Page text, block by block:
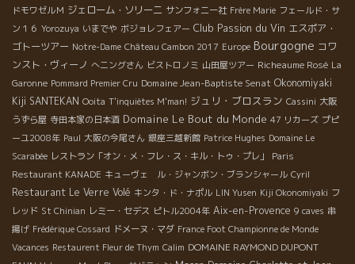
ドモワゼルＭ ジェローム・ソリーニ サンフォニー社 Frère Marie フェールド・サ
ン１６ Yorozuya いまでや ボジョレフェアー Club Passion du Vin エスポア・
ゴトーツアー Notre-Dame Château Cambon 2017 Europe Bourgogne コワ
ンスト・ヴィーノ へニングさん ビストロノミ 山田屋ツアー Richeaume Rosé La
Garonne Pommard Premier Cru Domaine Jean-Baptiste Senat Okonomiyaki
Kiji SANTEKAN Ooita T'inquiètes M'man! ジュリ・ブロスラン Cassini 大阪
うずら屋 寺田本家の日本酒 Domaine Le Bout du Monde 47 リカーズ プピ
ーユ2008年 Paul 大阪の今尾さん 銀座三越新館 Patrice Hughes Domaine Le
Scarabée レストラン「オン・メ・フレ・ス・キル・トゥ・プレ」
Paris
Restaurant KANADE キューヴェ ル・ジャンボン・ブランシャール Cyril
Restaurant Le Verre Volé キンタ・ド・ナポル LIN Yusen Kiji Okonomiyaki フ
レッド St Chinian レミー・セデス ピトル2004年 Aix-en-Provence 9 caves 串
揚げ Frédérique Cossard ドメーヌ・マダ France Foot Championne de Monde
Vacances Restaurent Fleur de Thym Calim DOMAINE RAYMOND DUPONT